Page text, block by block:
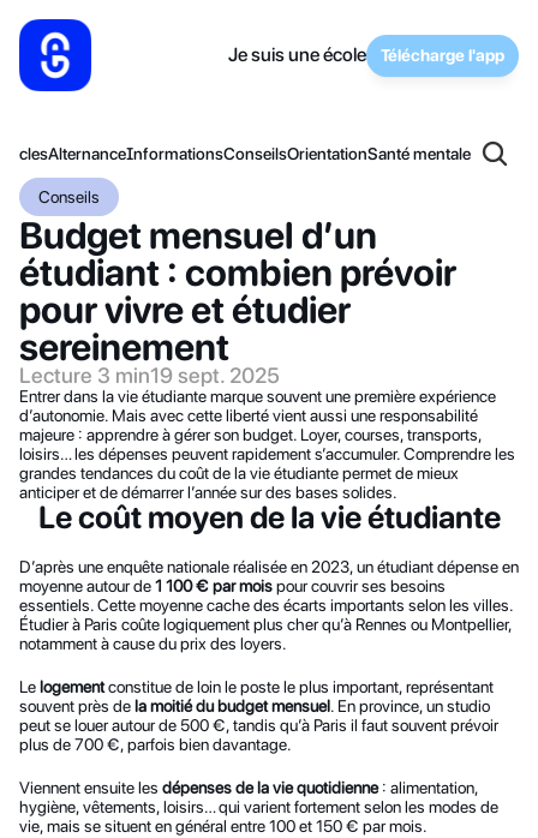
Je suis une école Télécharge l'app
AlternanceInformationsConseilsOrientationSanté mentale
Conseils
Budget mensuel d’un
étudiant : combien prévoir
pour vivre et étudier
sereinement
Lecture 3 min19 sept. 2025
Entrer dans la vie étudiante marque souvent une première expérience
d’autonomie. Mais avec cette liberté vient aussi une responsabilité
majeure : apprendre à gérer son budget. Loyer, courses, transports,
loisirs… les dépenses peuvent rapidement s’accumuler. Comprendre les
grandes tendances du coût de la vie étudiante permet de mieux
anticiper et de démarrer l’année sur des bases solides.
Le coût moyen de la vie étudiante
D’après une enquête nationale réalisée en 2023, un étudiant dépense en
moyenne autour de 1 100 € par mois pour couvrir ses besoins
essentiels. Cette moyenne cache des écarts importants selon les villes.
Étudier à Paris coûte logiquement plus cher qu’à Rennes ou Montpellier,
notamment à cause du prix des loyers.
Le logement constitue de loin le poste le plus important, représentant
souvent près de la moitié du budget mensuel. En province, un studio
peut se louer autour de 500 €, tandis qu’à Paris il faut souvent prévoir
plus de 700 €, parfois bien davantage.
Viennent ensuite les dépenses de la vie quotidienne : alimentation,
hygiène, vêtements, loisirs… qui varient fortement selon les modes de
vie, mais se situent en général entre 100 et 150 € par mois.